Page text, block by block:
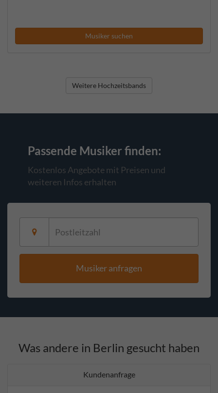
Musiker suchen
Weitere Hochzeitsbands
Passende Musikerfinden:
Kostenlos Angebote mit Preisen und
weiteren Infos erhalten
Musiker anfragen
Was andere in Berlin gesucht haben
Kundenanfrage